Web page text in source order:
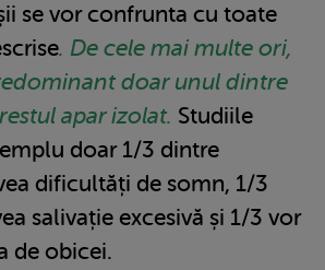
se vor confrunta cu toate
. De cele mai multe ori,
doar unul dintre
apar izolat. Studiile
doar 1/3 dintre
dificultăți de somn, 1/3
salivație excesivă și 1/3 vor
de obicei.